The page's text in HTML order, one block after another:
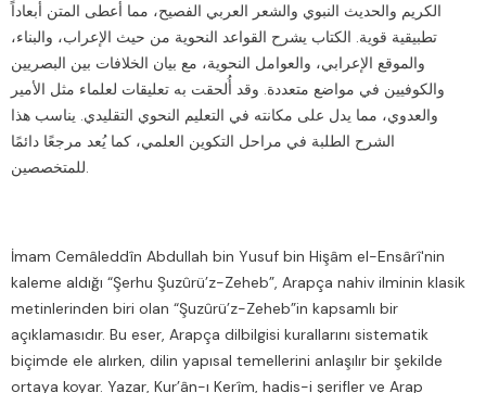
الكريم والحديث النبوي والشعر العربي الفصيح، مما أعطى المتن أبعاداً
تطبيقية قوية. الكتاب يشرح القواعد النحوية من حيث الإعراب، والبناء،
والموقع الإعرابي، والعوامل النحوية، مع بيان الخلافات بين البصريين
والكوفيين في مواضع متعددة. وقد أُلحقت به تعليقات لعلماء مثل الأمير
والعدوي، مما يدل على مكانته في التعليم النحوي التقليدي. يناسب هذا
الشرح الطلبة في مراحل التكوين العلمي، كما يُعد مرجعًا دائمًا
للمتخصصين.
İmam Cemâleddîn Abdullah bin Yusuf bin Hişâm el-Ensârî'nin
kaleme aldığı “Şerhu Şuzûrü’z-Zeheb”, Arapça nahiv ilminin klasik
metinlerinden biri olan “Şuzûrü’z-Zeheb”in kapsamlı bir
açıklamasıdır. Bu eser, Arapça dilbilgisi kurallarını sistematik
biçimde ele alırken, dilin yapısal temellerini anlaşılır bir şekilde
ortaya koyar. Yazar, Kur’ân-ı Kerîm, hadis-i şerifler ve Arap